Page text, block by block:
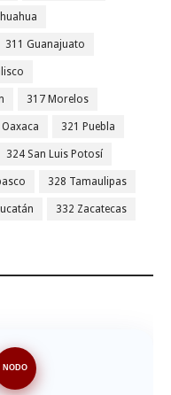
311 Guanajuato
317 Morelos
321 Puebla
324 San Luis Potosí
328 Tamaulipas
332 Zacatecas
NODO